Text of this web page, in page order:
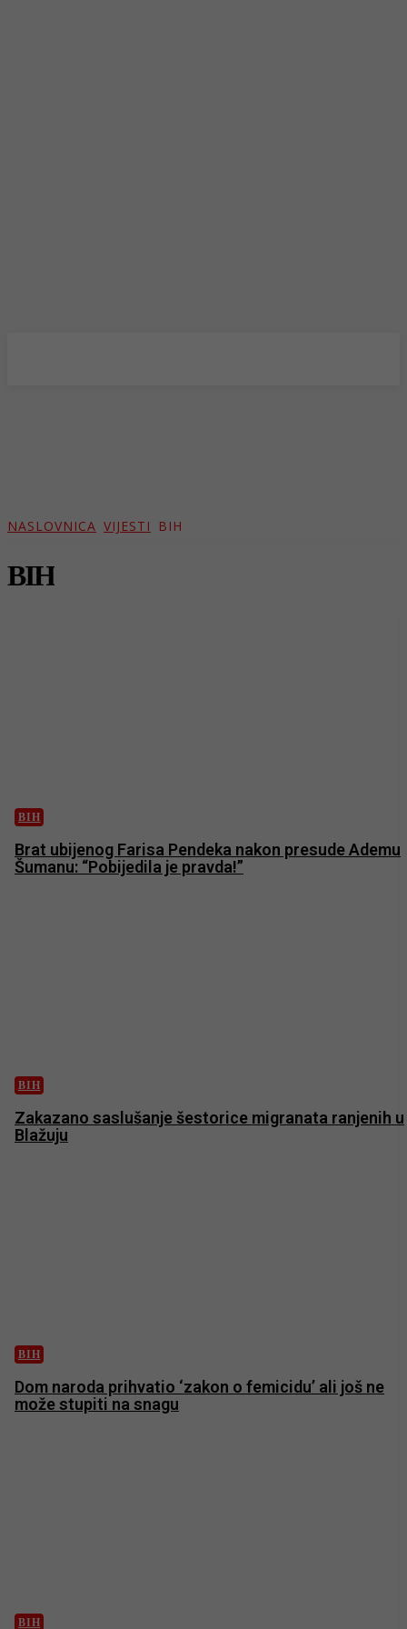
NASLOVNICA VIJESTI BIH
BIH
BIH
Brat ubijenog Farisa Pendeka nakon presude Ademu
Šumanu: “Pobijedila je pravda!”
BIH
Zakazano saslušanje šestorice migranata ranjenih u
Blažuju
BIH
Dom naroda prihvatio ‘zakon o femicidu’ ali još ne
može stupiti na snagu
BIH